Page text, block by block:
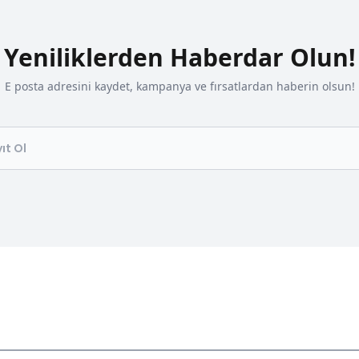
Yeniliklerden Haberdar Olun!
E posta adresini kaydet, kampanya ve fırsatlardan haberin olsun!